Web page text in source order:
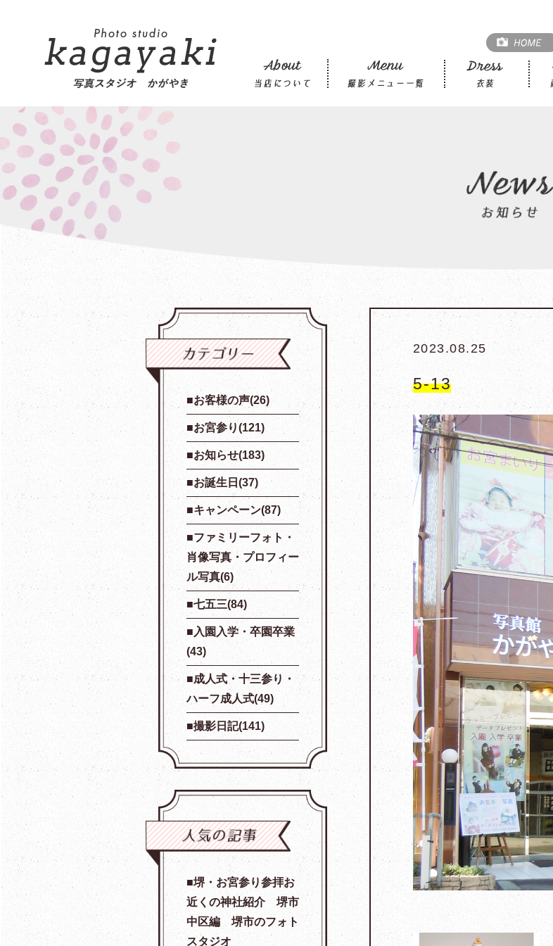
お客様の声(26)
お宮参り(121)
お知らせ(183)
お誕生日(37)
キャンペーン(87)
ファミリーフォト・
肖像写真・プロフィー
ル写真(6)
七五三(84)
入園入学・卒園卒業
(43)
成人式・十三参り・
ハーフ成人式(49)
撮影日記(141)
堺・お宮参り参拝お
近くの神社紹介 堺市
中区編 堺市のフォト
スタジオ
2023.08.25
5-13